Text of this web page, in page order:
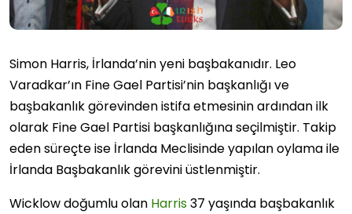
Simon Harris, İrlanda’nin yeni başbakanıdır. Leo
Varadkar’ın Fine Gael Partisi’nin başkanlığı ve
başbakanlık görevinden istifa etmesinin ardından ilk
olarak Fine Gael Partisi başkanlığına seçilmiştir. Takip
eden süreçte ise İrlanda Meclisinde yapılan oylama ile
İrlanda Başbakanlık görevini üstlenmiştir.
Wicklow doğumlu olan Harris37 yaşında başbakanlık